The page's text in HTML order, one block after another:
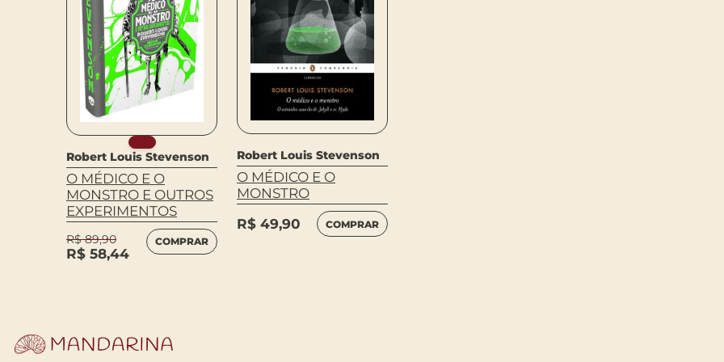
Robert Louis Stevenson
O MÉDICO E O
MONSTRO E OUTROS
EXPERIMENTOS
R$89,90
R$ 58,44
COMPRAR
Robert Louis Stevenson
O MÉDICO E O
MONSTRO
R$ 49,90 COMPRAR